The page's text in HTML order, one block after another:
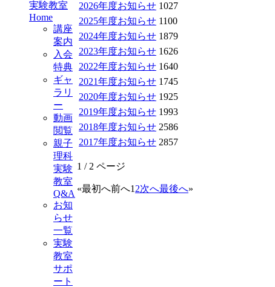
実験教室
Home
講座
案内
入会
特典
ギャ
ラリ
ー
動画
閲覧
親子
理科
実験
教室
Q&A
お知
らせ
一覧
実験
教室
サポ
ート
2026年度お知らせ 1027
2025年度お知らせ 1100
2024年度お知らせ 1879
2023年度お知らせ 1626
2022年度お知らせ 1640
2021年度お知らせ 1745
2020年度お知らせ 1925
2019年度お知らせ 1993
2018年度お知らせ 2586
2017年度お知らせ 2857
1 / 2 ページ
«最初へ前へ1 2次へ最後へ»